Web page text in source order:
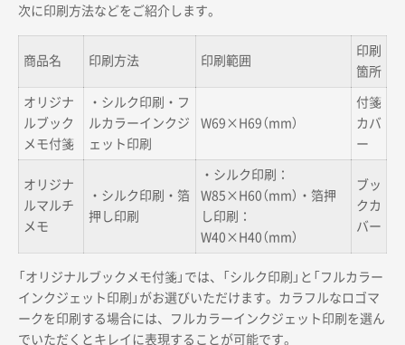
次に印刷方法などをご紹介します。
商品名 印刷方法 印刷範囲
印刷
箇所
オリジナ
ルブック
メモ付箋
・シルク印刷・フ
ルカラーインクジ
ェット印刷
W69×H69（mm）
付箋
カバ
ー
オリジナ
ルマルチ
メモ
・シルク印刷・箔
押し印刷
・シルク印刷：
W85×H60（mm）・箔押
し印刷：
W40×H40（mm）
ブッ
クカ
バー
「オリジナルブックメモ付箋」では、「シルク印刷」と「フルカラー
インクジェット印刷」がお選びいただけます。カラフルなロゴマ
ークを印刷する場合には、フルカラーインクジェット印刷を選ん
でいただくとキレイに表現することが可能です。